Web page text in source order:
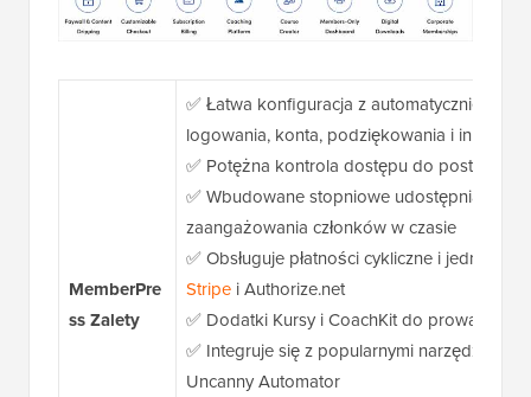
MemberPre
ssZalety
✅ Łatwa konfiguracja z automatycznie
logowania, konta, podziękowania i innymi
✅ Potężna kontrola dostępu do postów,
✅ Wbudowane stopniowe udostępnianie
zaangażowania członków w czasie
✅ Obsługuje płatności cykliczne i
Stripei Authorize.net
✅ Dodatki Kursy i CoachKit do
✅ Integruje się z popularnymi narzędziami,
Uncanny Automator